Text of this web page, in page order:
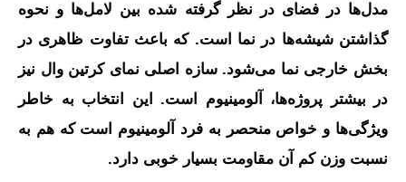
مدل‌ها در فضای در نظر گرفته شده بین لامل‌ها و نحوه
گذاشتن شیشه‌ها در نما است. که باعث تفاوت ظاهری در
بخش خارجی نما می‌شود. سازه اصلی نمای کرتین وال نیز
در بیشتر پروژه‌ها، آلومینیوم است. این انتخاب به خاطر
ویژگی‌ها و خواص منحصر به فرد آلومینیوم است که هم به
نسبت وزن کم آن مقاومت بسیار خوبی دارد.